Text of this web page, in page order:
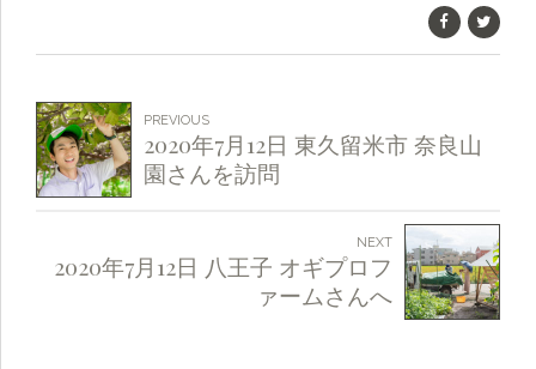
PREVIOUS
2020年7月12日 東久留米市 奈良山
園さんを訪問
NEXT
2020年7月12日 八王子 オギプロフ
ァームさんへ